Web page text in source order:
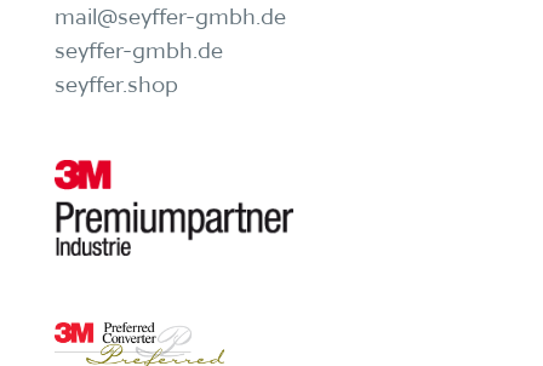
mail@seyffer-gmbh.de
seyffer-gmbh.de
seyffer.shop